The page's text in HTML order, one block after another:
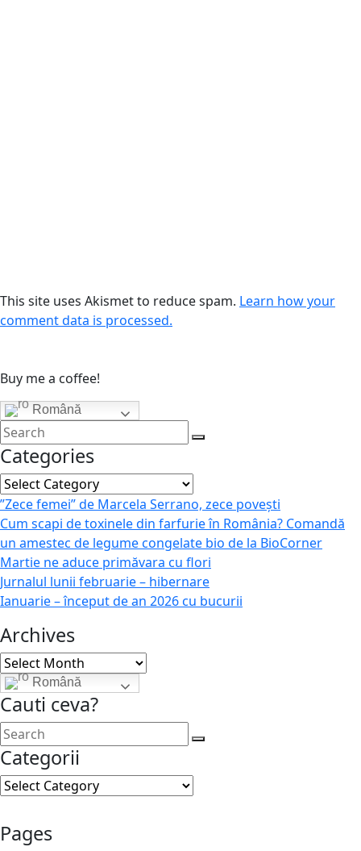
This site uses Akismet to reduce spam. Learn how your
comment data is processed.
Buy me a coffee!
Română
Categories
Categories
”Zece femei” de Marcela Serrano, zece povești
Cum scapi de toxinele din farfurie în România? Comandă
un amestec de legume congelate bio de la BioCorner
Martie ne aduce primăvara cu flori
Jurnalul lunii februarie – hibernare
Ianuarie – început de an 2026 cu bucurii
Archives
Archives
Română
Cauti ceva?
Categorii
Categorii
Pages